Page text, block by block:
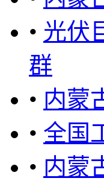
• 光伏
群
• 内蒙
• 全国
• 内蒙